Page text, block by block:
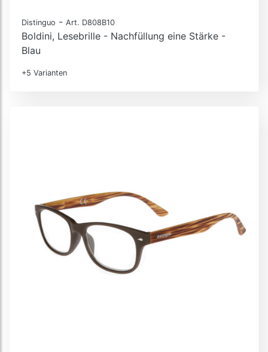
Distinguo - Art. D808B10
Boldini, Lesebrille - Nachfüllung eine Stärke -
Blau
+5 Varianten